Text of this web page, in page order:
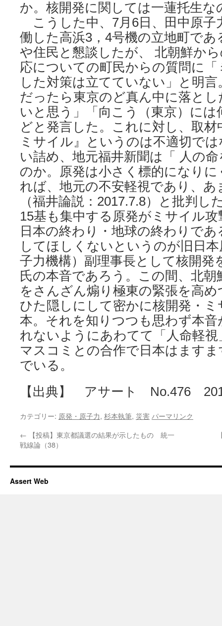
か。核開発に関しては一蓮托生な
こうした中、7月6日、田中原子
働した高浜3，4号機の立地町であ
や住民と懇談したが、 北朝鮮か
応についての町民からの質問に
した対策は立てていない」と明
だったら東京のど真ん中に落と
いと思う」「向こう（東京）に
どと発言した。これに対し、取
ミサイル』というのは不適切で
い詰め、地元福井新聞は「 人の
のか。原発は小さく標的になり
れば、地元の不安軽視であり、あ
（福井論説：2017.7.8）と批判し
15基も集中する原発がミサイル
日本の終わり・地球の終わりで
してほしくないというのが旧日
子力機構）副理事長として核開発
氏の本音であろう。この間、北
をさんざん煽り極東の緊張を高
ひた隠しにして密かに核開発・
本。それを知りつつも思わず本
れないようにあわてて「人命軽
マスコミとの合作で日本はます
でいる。
【出典】 アサート No.476
カテゴリー: 原発・原子力, 杉本執筆, 災害 パーマリンク
← 【投稿】東京都議選の結果が示したもの 統一
戦線論（38）
Assert Web